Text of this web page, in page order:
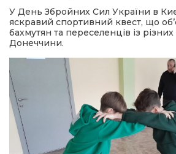
У День Збройних Сил України в
яскравий спортивний квест, що
бахмутян та переселенців із
Донеччини.